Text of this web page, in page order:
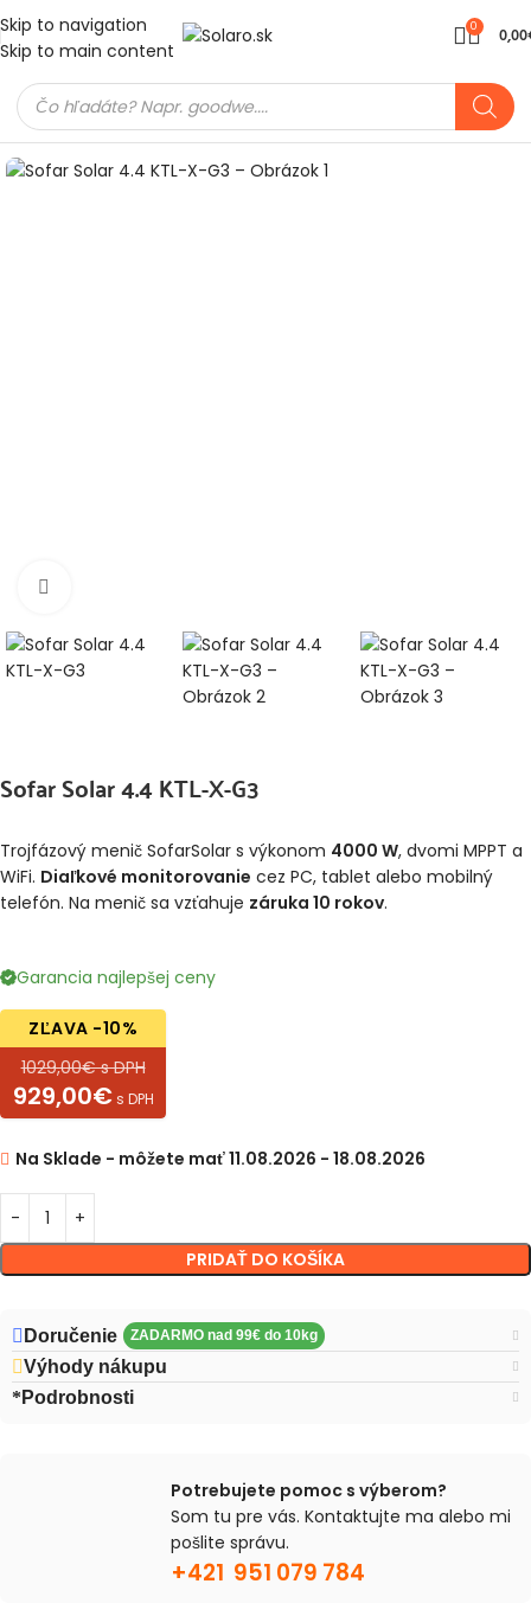
Skip to navigation
Skip to main content
0 0,00
Domov Meniče a batérie On-Grid meniče
Sofar Solar 4.4 KTL-X-G3
Trojfázový menič SofarSolar s výkonom 4000 W, dvomi MPPT a
WiFi. Diaľkové monitorovanie cez PC, tablet alebo mobilný
telefón. Na menič sa vzťahuje záruka 10 rokov.
Garancia najlepšej ceny
ZĽAVA -10%
1029,00€ s DPH
929,00€ s DPH
Na Sklade - môžete mať 11.08.2026 - 18.08.2026
PRIDAŤ DO KOŠÍKA
Doručenie
Výhody nákupu
Podrobnosti
Potrebujete pomoc s výberom?
Som tu pre vás. Kontaktujte ma alebo mi
pošlite správu.
+421 951 079 784